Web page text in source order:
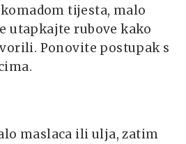
tijesta, malo
utapkajte rubove kako
Ponovite postupak s
maslaca ili ulja, zatim